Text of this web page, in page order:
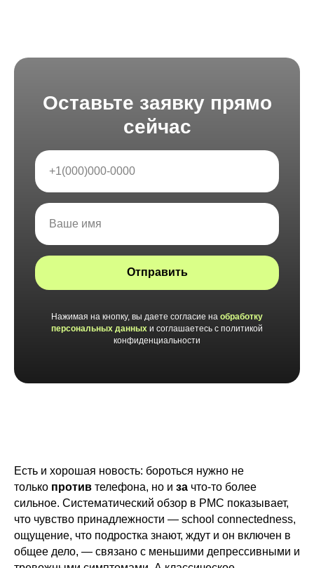
Оставьте заявку прямо
сейчас
Отправить
Нажимая на кнопку, вы даете согласие на обработку
персональных данных и соглашаетесь c политикой
конфиденциальности
Есть и хорошая новость: бороться нужно не
только против телефона, но и за что-то более
сильное. Систематический обзор в PMC показывает,
что чувство принадлежности — school connectedness,
ощущение, что подростка знают, ждут и он включен в
общее дело, — связано с меньшими депрессивными и